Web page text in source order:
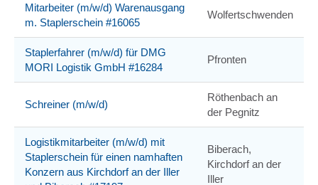
Mitarbeiter (m/w/d) Warenausgang
m. Staplerschein #16065
Wolfertschwenden
Staplerfahrer (m/w/d) für DMG
MORI Logistik GmbH #16284
Pfronten
Schreiner (m/w/d)
Röthenbach an
der Pegnitz
Logistikmitarbeiter (m/w/d) mit
Staplerschein für einen namhaften
Konzern aus Kirchdorf an der Iller
Biberach,
Kirchdorf an der
Iller